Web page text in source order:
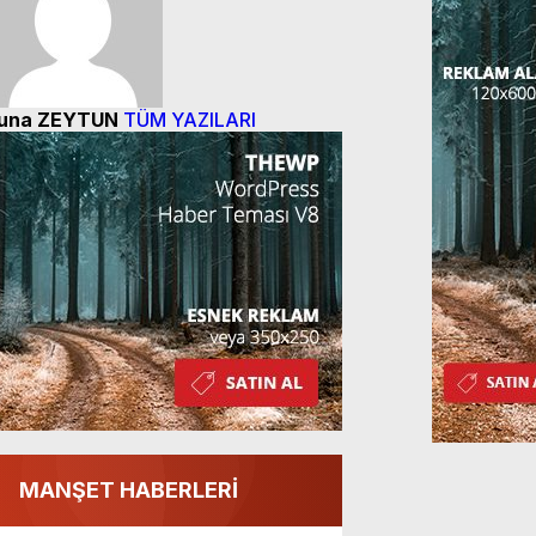
ZEYTUN TÜM YAZILARI
MANŞET HABERLERİ